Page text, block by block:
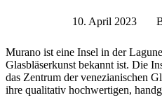
10. April 2023
Murano ist eine Insel in der
Glasbläserkunst bekannt ist. Die
das Zentrum der venezianischen
ihre qualitativ hochwertigen,